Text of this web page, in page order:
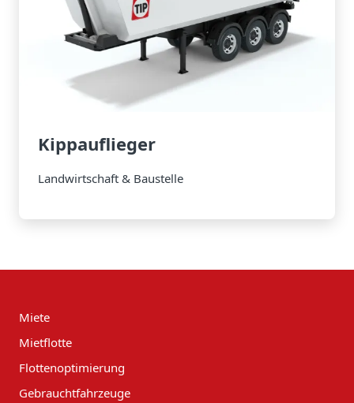
Kippauflieger
Landwirtschaft & Baustelle
Miete
Mietflotte
Flottenoptimierung
Gebrauchtfahrzeuge